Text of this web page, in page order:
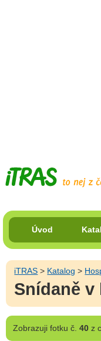
Úvod
iTRAS > Katalog >
Snídaně v
Zobrazujifotku č. 40z